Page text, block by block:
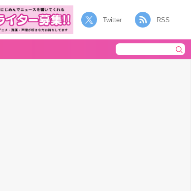
Twitter RSS